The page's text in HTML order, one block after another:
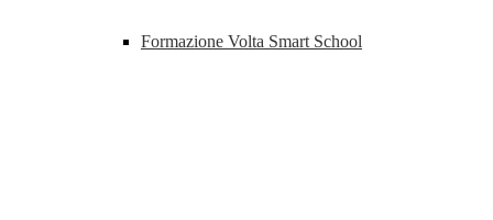
Formazione Volta Smart School